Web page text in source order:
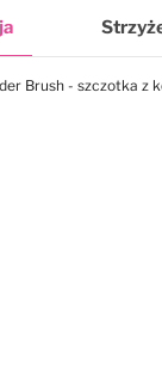
Brush - szczotka z